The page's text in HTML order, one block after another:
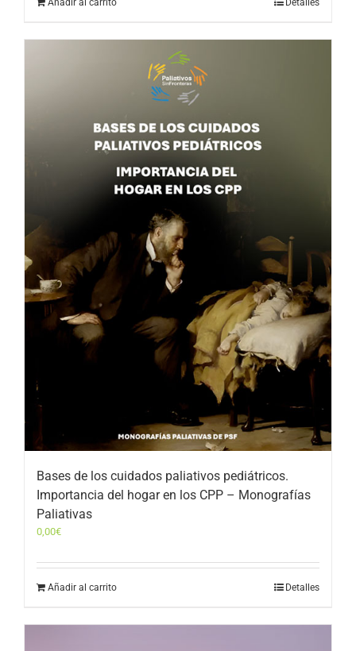
Bases de los cuidados paliativos pediátricos.
Importancia del hogar en los CPP – Monografías
Paliativas
0,00€
Añadir al carrito Detalles